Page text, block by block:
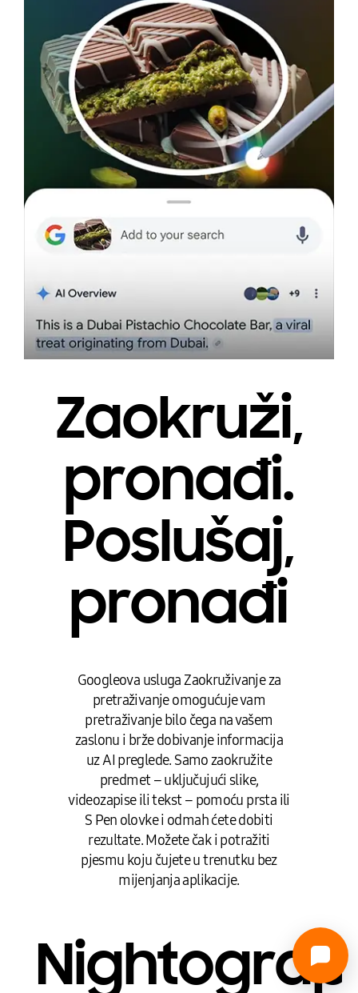
Zaokruži,
pronađi.
Poslušaj,
pronađi
Googleova usluga Zaokruživanje za
pretraživanje omogućuje vam
pretraživanje bilo čega na vašem
zaslonu i brže dobivanje informacija
uz AI preglede. Samo zaokružite
predmet – uključujući slike,
videozapise ili tekst – pomoću prsta ili
S Pen olovke i odmah ćete dobiti
rezultate. Možete čak i potražiti
pjesmu koju čujete u trenutku bez
mijenjanja aplikacije.